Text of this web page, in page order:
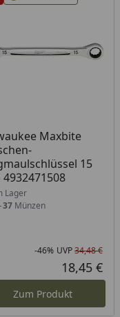
Preis
Maxbite
15
am Lager
Lager
37Münzen
-46% UVP34,48 €
18,45 €
Zum Produkt